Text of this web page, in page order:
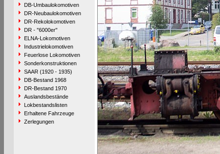
DB-Umbaulokomotiven
DR-Neubaulokomotiven
DR-Rekolokomotiven
DR - "6000er"
ELNA-Lokomotiven
Industrielokomotiven
Feuerlose Lokomotiven
Sonderkonstruktionen
SAAR (1920 - 1935)
DB-Bestand 1968
DR-Bestand 1970
Auslandsbestände
Lokbestandslisten
Erhaltene Fahrzeuge
Zerlegungen